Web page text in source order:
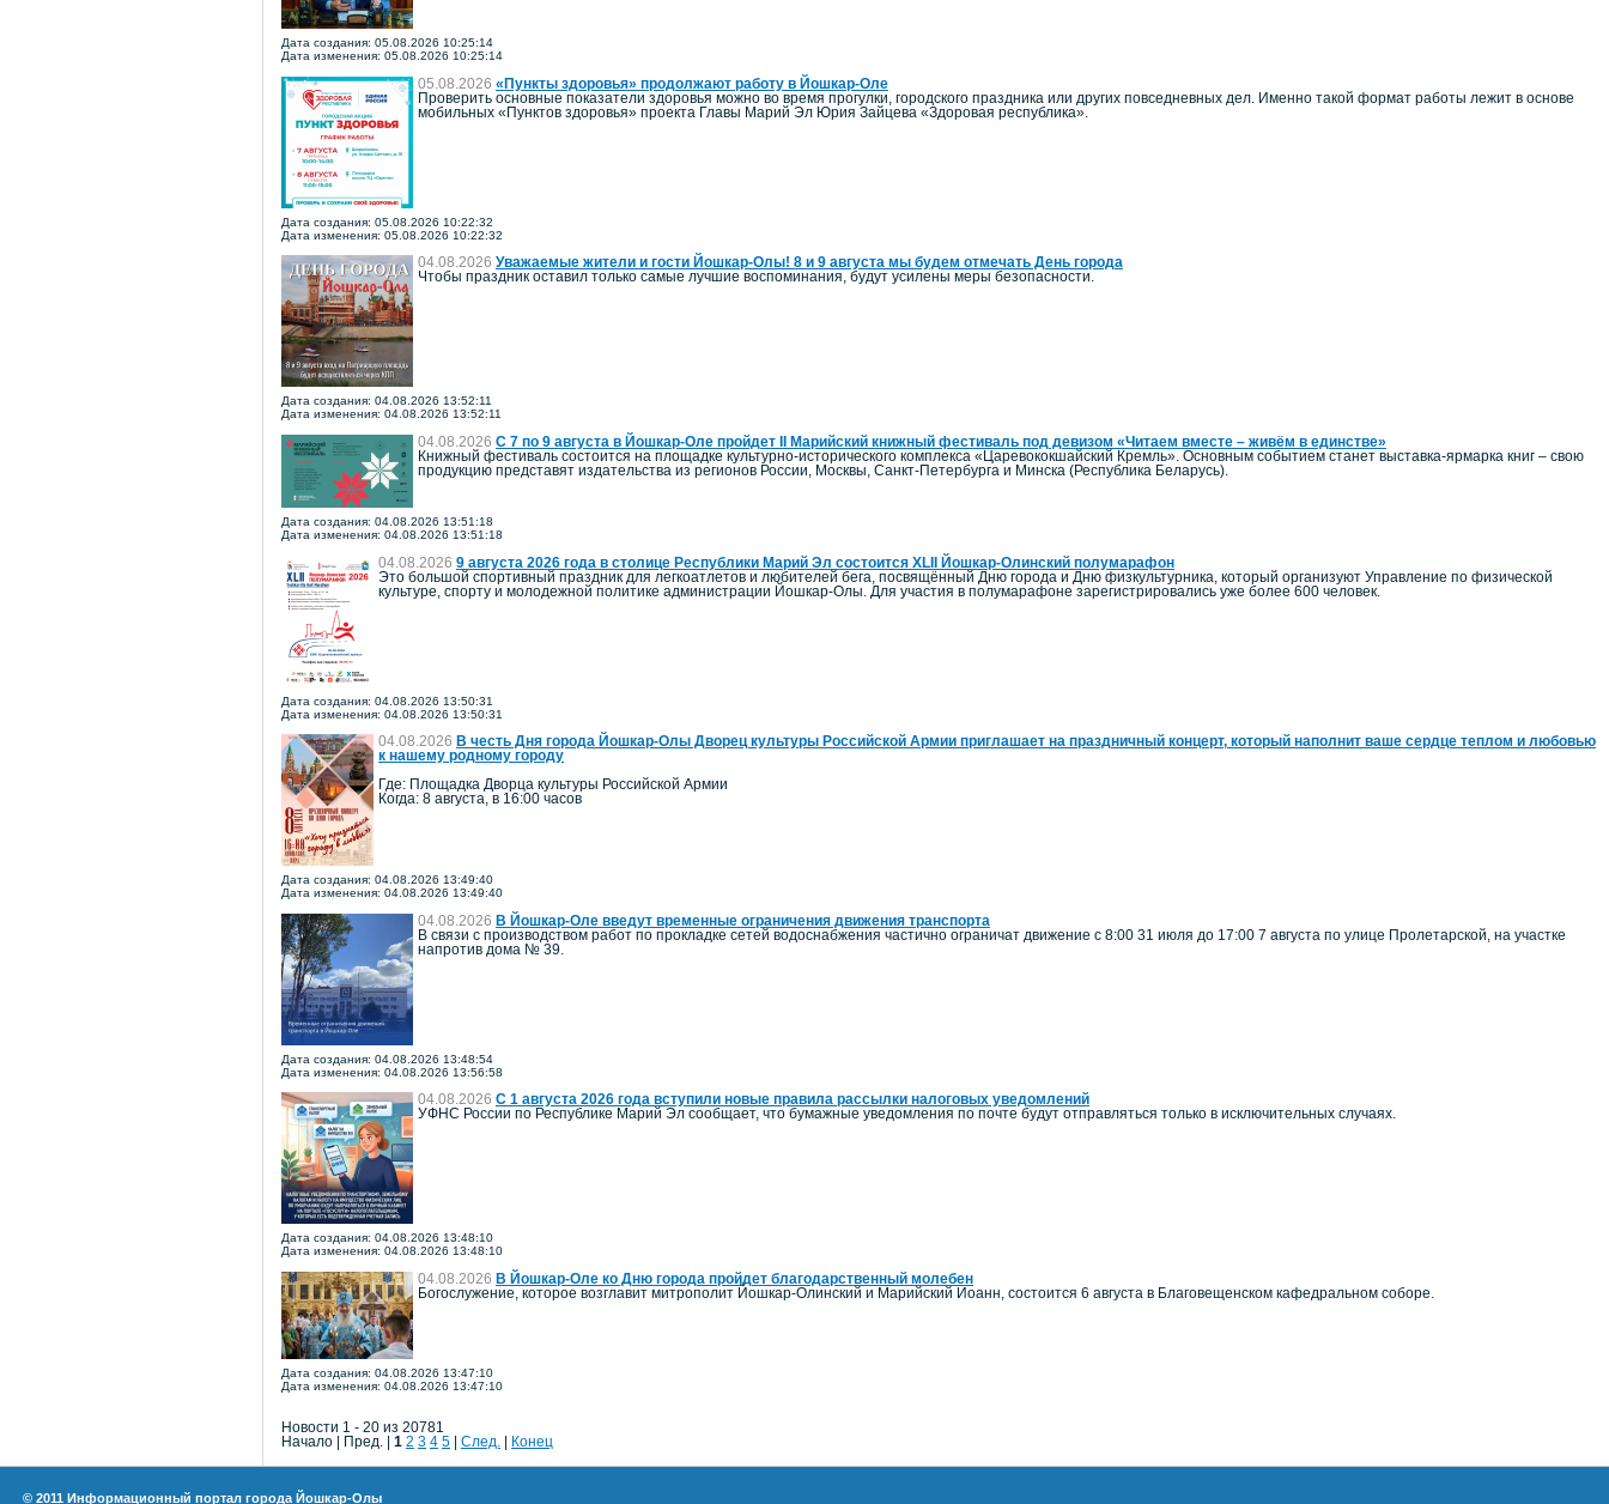
Дата создания: 05.08.2026 10:25:14
Дата изменения: 05.08.2026 10:25:14
05.08.2026 «Пункты здоровья» продолжают работу в Йошкар-Оле
Проверить основные показатели здоровья можно во время прогулки, городского праздника или других повседневных дел. Именно такой формат работы лежит в основе
мобильных «Пунктов здоровья» проекта Главы Марий Эл Юрия Зайцева «Здоровая республика».
Дата создания: 05.08.2026 10:22:32
Дата изменения: 05.08.2026 10:22:32
04.08.2026 Уважаемые жители и гости Йошкар-Олы! 8 и 9 августа мы будем отмечать День города
Чтобы праздник оставил только самые лучшие воспоминания, будут усилены меры безопасности.
Дата создания: 04.08.2026 13:52:11
Дата изменения: 04.08.2026 13:52:11
04.08.2026 С 7 по 9 августа в Йошкар-Оле пройдет II Марийский книжный фестиваль под девизом «Читаем вместе – живём в единстве»
Книжный фестиваль состоится на площадке культурно-исторического комплекса «Царевококшайский Кремль». Основным событием станет выставка-ярмарка книг – свою
продукцию представят издательства из регионов России, Москвы, Санкт-Петербурга и Минска (Республика Беларусь).
Дата создания: 04.08.2026 13:51:18
Дата изменения: 04.08.2026 13:51:18
04.08.2026 9 августа 2026 года в столице Республики Марий Эл состоится XLII Йошкар-Олинский полумарафон
Это большой спортивный праздник для легкоатлетов и любителей бега, посвящённый Дню города и Дню физкультурника, который организуют Управление по физической
культуре, спорту и молодежной политике администрации Йошкар-Олы. Для участия в полумарафоне зарегистрировались уже более 600 человек.
Дата создания: 04.08.2026 13:50:31
Дата изменения: 04.08.2026 13:50:31
04.08.2026 В честь Дня города Йошкар-Олы Дворец культуры Российской Армии приглашает на праздничный концерт, который наполнит ваше сердце теплом и любовью
к нашему родному городу
Где: Площадка Дворца культуры Российской Армии
Когда: 8 августа, в 16:00 часов
Дата создания: 04.08.2026 13:49:40
Дата изменения: 04.08.2026 13:49:40
04.08.2026 В Йошкар-Оле введут временные ограничения движения транспорта
В связи с производством работ по прокладке сетей водоснабжения частично ограничат движение с 8:00 31 июля до 17:00 7 августа по улице Пролетарской, на участке
напротив дома № 39.
Дата создания: 04.08.2026 13:48:54
Дата изменения: 04.08.2026 13:56:58
04.08.2026 С 1 августа 2026 года вступили новые правила рассылки налоговых уведомлений
УФНС России по Республике Марий Эл сообщает, что бумажные уведомления по почте будут отправляться только в исключительных случаях.
Дата создания: 04.08.2026 13:48:10
Дата изменения: 04.08.2026 13:48:10
04.08.2026 В Йошкар-Оле ко Дню города пройдет благодарственный молебен
Богослужение, которое возглавит митрополит Йошкар-Олинский и Марийский Иоанн, состоится 6 августа в Благовещенском кафедральном соборе.
Дата создания: 04.08.2026 13:47:10
Дата изменения: 04.08.2026 13:47:10
Новости 1 - 20 из 20781
Начало | Пред. | 1 2 3 4 5 След. Конец
© 2011 Информационный портал города Йошкар-Олы